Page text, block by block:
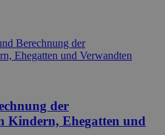
der
Kindern, Ehegatten und